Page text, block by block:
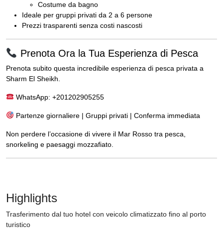
Costume da bagno
Ideale per gruppi privati da 2 a 6 persone
Prezzi trasparenti senza costi nascosti
Prenota Ora la Tua Esperienza di Pesca
Prenota subito questa incredibile esperienza di pesca privata a
Sharm El Sheikh.
WhatsApp: +201202905255
Partenze giornaliere | Gruppi privati | Conferma immediata
Non perdere l’occasione di vivere il Mar Rosso tra pesca,
snorkeling e paesaggi mozzafiato.
Highlights
Trasferimento dal tuo hotel con veicolo climatizzato fino al porto
turistico